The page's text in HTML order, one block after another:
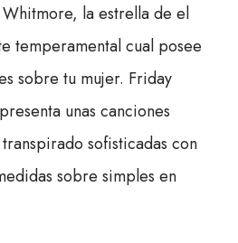
la estrella de el
temperamental cual posee
sobre tu mujer. Friday
unas canciones
sofisticadas con
sobre simples en